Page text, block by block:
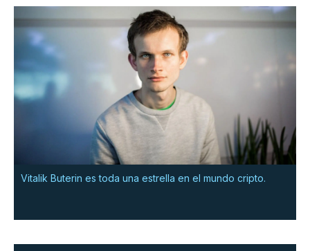
Vitalik Buterin es toda una estrella en el mundo cripto.